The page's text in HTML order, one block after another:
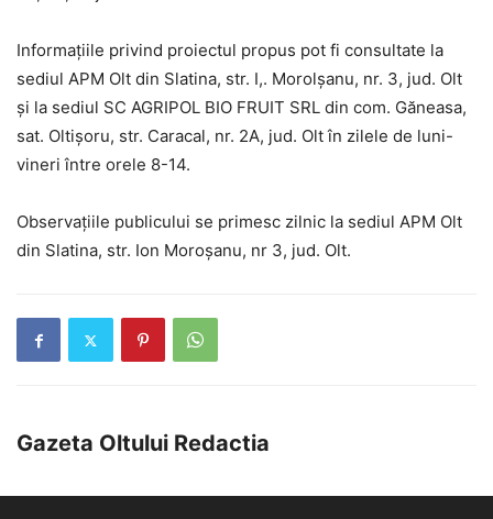
Informațiile privind proiectul propus pot fi consultate la
sediul APM Olt din Slatina, str. I,. Morolșanu, nr. 3, jud. Olt
și la sediul SC AGRIPOL BIO FRUIT SRL din com. Găneasa,
sat. Oltișoru, str. Caracal, nr. 2A, jud. Olt în zilele de luni-
vineri între orele 8-14.
Observațiile publicului se primesc zilnic la sediul APM Olt
din Slatina, str. Ion Moroșanu, nr 3, jud. Olt.
Gazeta Oltului Redactia